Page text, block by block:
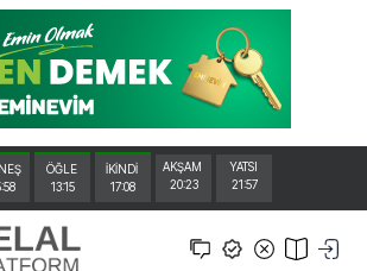
ÖĞLE
13:15
İKİNDİ
17:08
AKŞAM
20:23
YATSI
21:57